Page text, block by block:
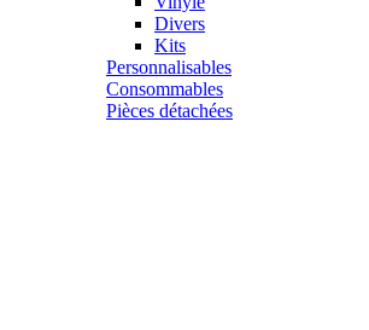
Divers
Kits
Personnalisables
Consommables
Pièces détachées